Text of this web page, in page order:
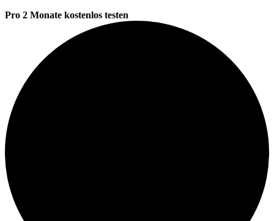
Pro 2 Monate kostenlos testen